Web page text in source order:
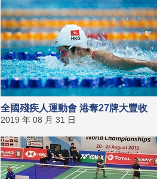
全國殘疾人運動會 港奪27牌大豐收
2019 年 08 月 31 日